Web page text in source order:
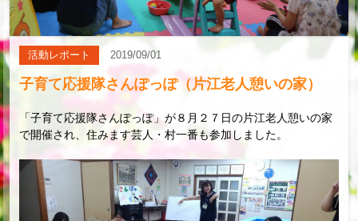
活動レポート 2019/09/01
子育て応援隊さんぽっぽ（片江老人憩いの家）
「子育て応援隊さんぽっぽ」が８月２７日の片江老人憩いの家
で開催され、住みます芸人・村一番も参加しました。